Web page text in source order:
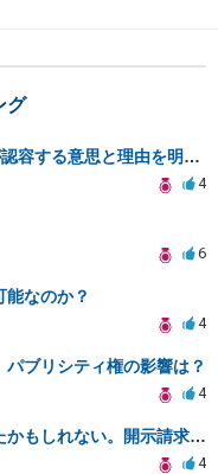
グ
Xの開示請求、仮処分で裁判官が認容する意思と理由を明確化しても、相手側は争って引き延ばしますか
4
6
能なのか？
4
ブリシティ権の影響は？
4
誹謗中傷に当たる内容を投稿したかもしれない。開示請求や民事刑事裁判に発展しうるのか教えて欲しい。
4